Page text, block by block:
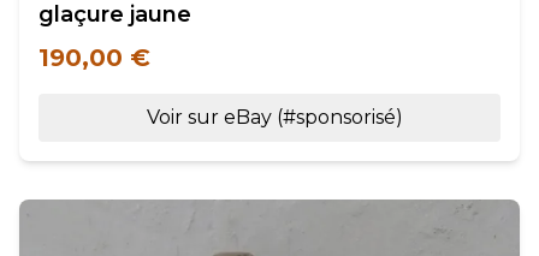
glaçure jaune
190,00 €
Voir sur eBay (#sponsorisé)